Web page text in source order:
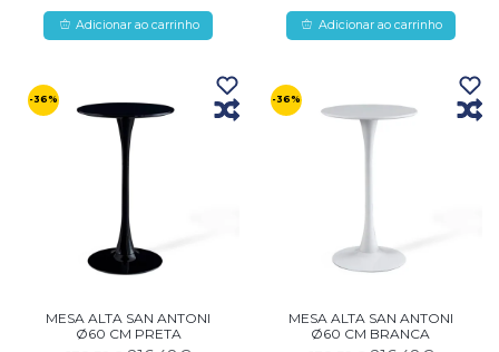
Adicionar ao carrinho Adicionar ao carrinho
-36%
MESA ALTA SAN ANTONI
Ø60 CM PRETA
-36%
MESA ALTA SAN ANTONI
Ø60 CM BRANCA